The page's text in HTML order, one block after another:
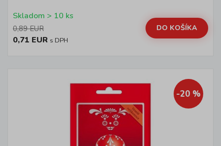
Skladom > 10 ks
0,89 EUR
0,71 EUR s DPH
DO KOŠÍKA
-20 %